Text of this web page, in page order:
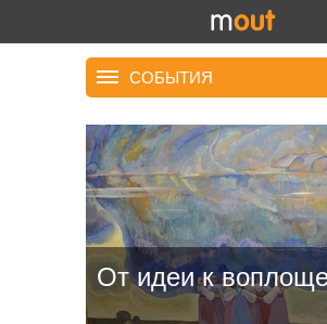
СОБЫТИЯ
От идеи к